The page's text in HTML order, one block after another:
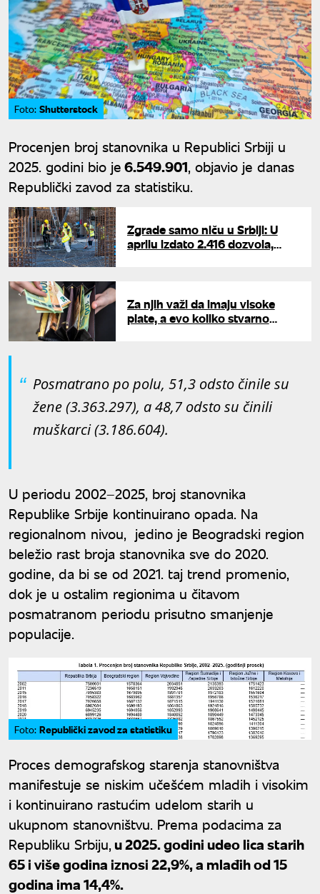
Foto: Shutterstock
Procenjen broj stanovnika u Republici Srbiji u
2025. godini bio je6.549.901, objavio je danas
Republički zavod za statistiku.
Zgrade samo niču u Srbiji: U
aprilu izdato 2.416 dozvola,
Za njih važi da imaju visoke
plate, a evo koliko stvarno
Posmatrano po polu, 51,3 odsto činile su
žene (3.363.297), a 48,7 odsto su činili
muškarci (3.186.604).
U periodu 2002–2025, broj stanovnika
Republike Srbije kontinuirano opada. Na
regionalnom nivou, jedino je Beogradski region
beležio rast broja stanovnika sve do 2020.
godine, da bi se od 2021. taj trend promenio,
dok je u ostalim regionima u čitavom
posmatranom periodu prisutno smanjenje
populacije.
Foto: Republički zavod za statistiku
Proces demografskog starenja stanovništva
manifestuje se niskim učešćem mladih i visokim
i kontinuirano rastućim udelom starih u
ukupnom stanovništvu. Prema podacima za
Republiku Srbiju, u 2025. godini udeo lica starih
65 i više godina iznosi 22,9%, a mlađih od 15
godina ima 14,4%.